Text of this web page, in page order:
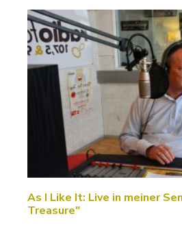
As I Like It: Live in meiner
Treasure"